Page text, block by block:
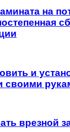
на
и
своими
врезной